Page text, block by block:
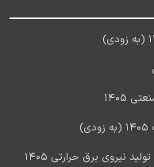
1405
آخرین اخبار استخدام شرکت مادر تخصصی تولید نیروی برق حرارتی 1405